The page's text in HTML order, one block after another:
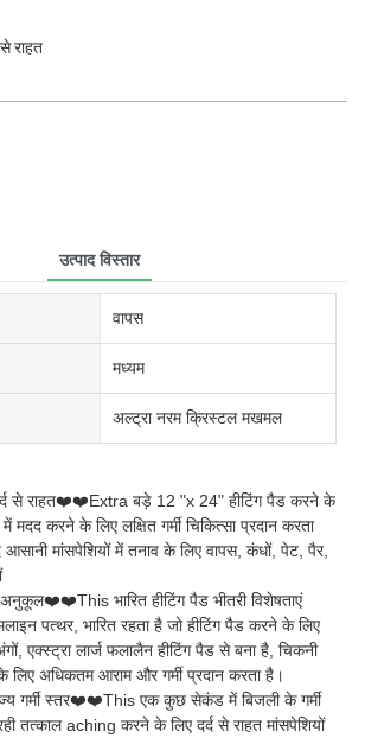
राहत
उत्पाद विस्तार
वापस
मध्यम
अल्ट्रा नरम क्रिस्टल मखमल
से राहत❤️❤️Extra बड़े 12 "x 24" हीटिंग पैड करने के
मदद करने के लिए लक्षित गर्मी चिकित्सा प्रदान करता
मांसपेशियों में तनाव के लिए वापस, कंधों, पेट, पैर,
अनुकूल❤️❤️This भारित हीटिंग पैड भीतरी विशेषताएं
पत्थर, भारित रहता है जो हीटिंग पैड करने के लिए
एक्स्ट्रा लार्ज फलालैन हीटिंग पैड से बना है, चिकनी
अधिकतम आराम और गर्मी प्रदान करता है।
गर्मी स्तर❤️❤️This एक कुछ सेकंड में बिजली के गर्मी
तत्काल aching करने के लिए दर्द से राहत मांसपेशियों